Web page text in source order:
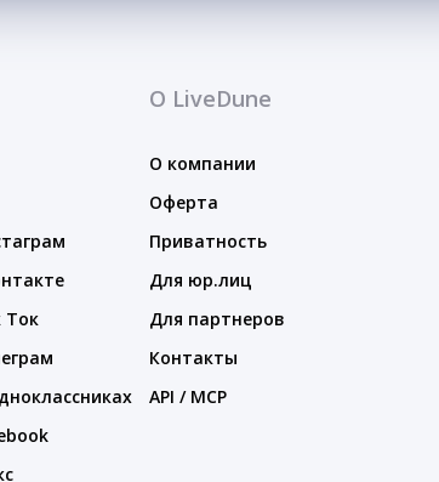
Ток
О LiveDune
О компании
Оферта
Приватность
Для юр.лиц
Для партнеров
Контакты
API / MCP